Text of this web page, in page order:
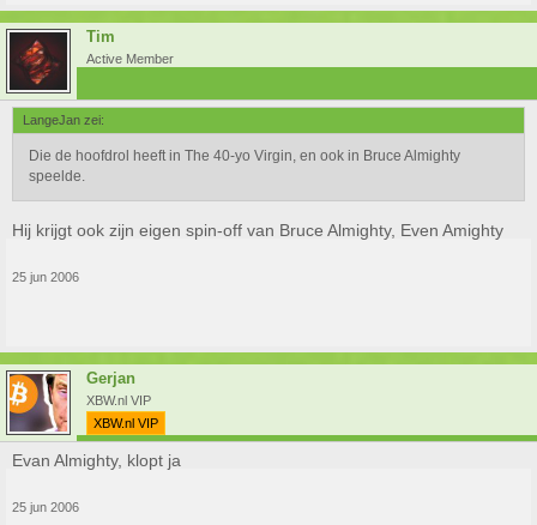
Tim
Active Member
LangeJan zei:
Die de hoofdrol heeft in The 40-yo Virgin, en ook in Bruce Almighty
speelde.
Hij krijgt ook zijn eigen spin-off van Bruce Almighty, Even Amighty
25 jun 2006
Gerjan
XBW.nl VIP
XBW.nl VIP
Evan Almighty, klopt ja
25 jun 2006